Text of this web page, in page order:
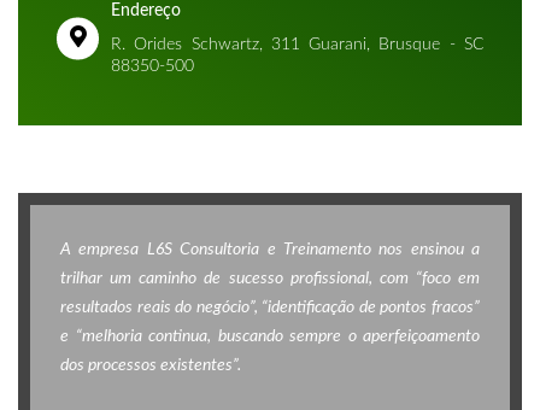
Endereço
R. Orides Schwartz, 311 Guarani, Brusque - SC
88350-500
A empresa L6S Consultoria e Treinamento nos ensinou a
trilhar um caminho de sucesso profissional, com “foco em
resultados reais do negócio”, “identificação de pontos fracos”
e “melhoria continua, buscando sempre o aperfeiçoamento
dos processos existentes”.